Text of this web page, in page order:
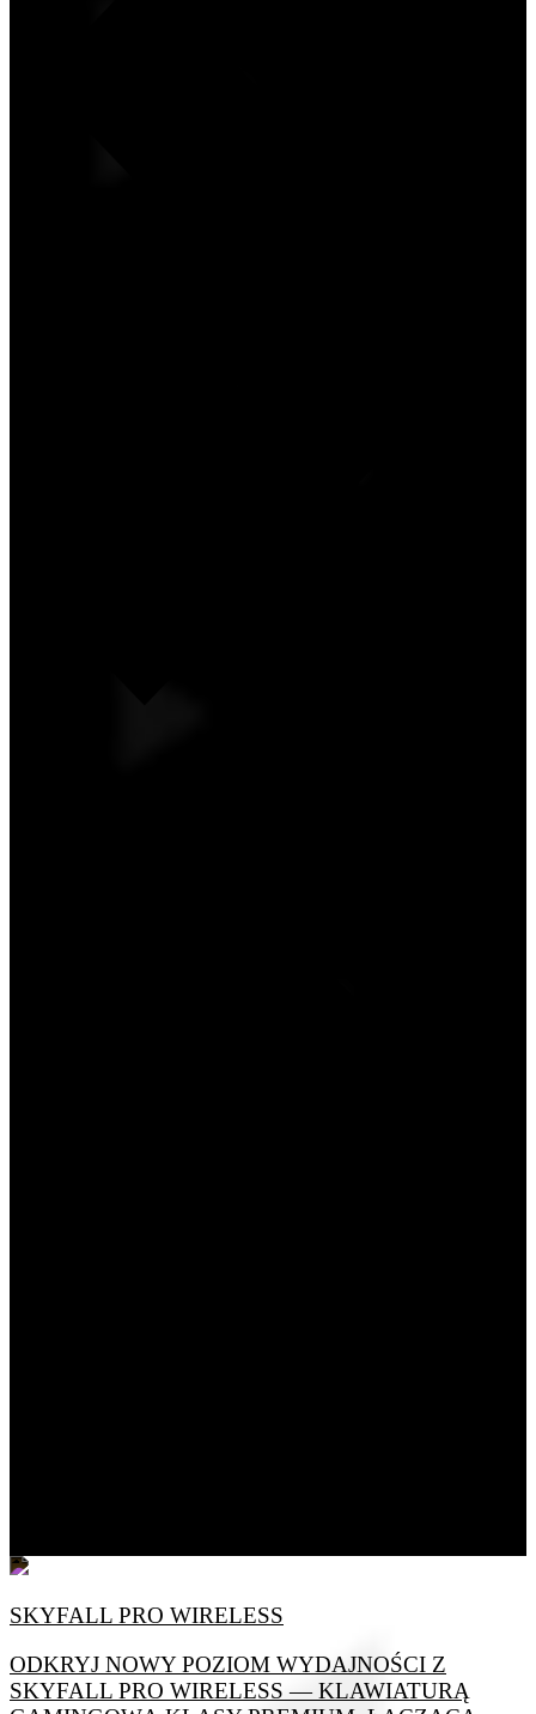
SKYFALL PRO WIRELESS
ODKRYJ NOWY POZIOM WYDAJNOŚCI Z
SKYFALL PRO WIRELESS — KLAWIATURĄ